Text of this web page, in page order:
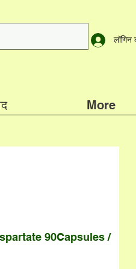
लॉगिन
More
90Capsules /